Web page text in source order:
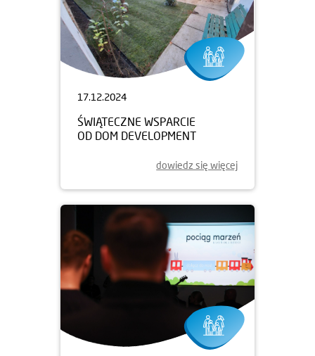
17.12.2024
ŚWIĄTECZNE WSPARCIE
OD DOM DEVELOPMENT
dowiedz się więcej